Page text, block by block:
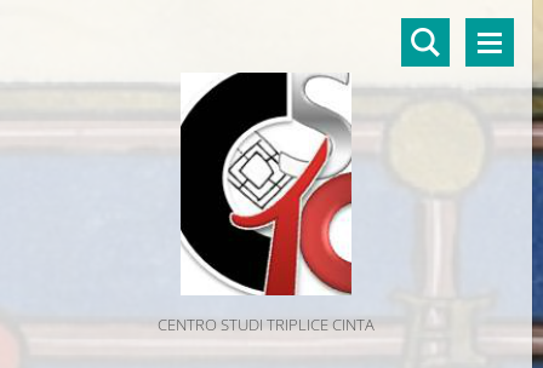
CENTRO STUDI TRIPLICE CINTA